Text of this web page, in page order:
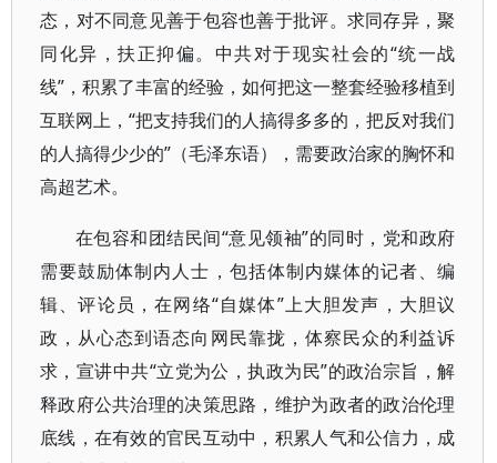
态，对不同意见善于包容也善于批评。求同存异，聚
同化异，扶正抑偏。中共对于现实社会的“统一战
线”，积累了丰富的经验，如何把这一整套经验移植到
互联网上，“把支持我们的人搞得多多的，把反对我们
的人搞得少少的”（毛泽东语），需要政治家的胸怀和
高超艺术。
在包容和团结民间“意见领袖”的同时，党和政府
需要鼓励体制内人士，包括体制内媒体的记者、编
辑、评论员，在网络“自媒体”上大胆发声，大胆议
政，从心态到语态向网民靠拢，体察民众的利益诉
求，宣讲中共“立党为公，执政为民”的政治宗旨，解
释政府公共治理的决策思路，维护为政者的政治伦理
底线，在有效的官民互动中，积累人气和公信力，成